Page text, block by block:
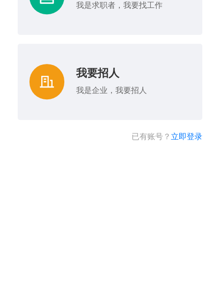
我是求职者，我要找工作
我要招人
我是企业，我要招人
已有账号？ 立即登录